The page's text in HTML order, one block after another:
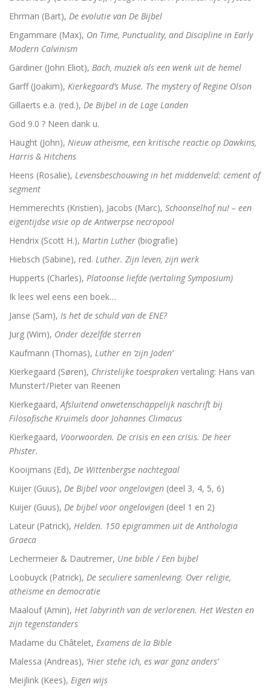
Ehrman (Bart), De evolutie van De Bijbel
Engammare (Max), On Time, Punctuality, and Discipline in Early
Modern Calvinism
Gardiner (John Eliot), Bach, muziek als een wenk uit de hemel
Garff (Joakim), Kierkegaard’s Muse. The mystery of Regine Olson
Gillaerts e.a. (red.), De Bijbel in de Lage Landen
God 9.0 ? Neen dank u.
Haught (John), Nieuw atheïsme, een kritische reactie op Dawkins,
Harris & Hitchens
Heens (Rosalie), Levensbeschouwing in het middenveld: cement of
segment
Hemmerechts (Kristien), Jacobs (Marc), Schoonselhof nu! – een
eigentijdse visie op de Antwerpse necropool
Hendrix (Scott H.), Martin Luther (biografie)
Hiebsch (Sabine), red. Luther. Zijn leven, zijn werk
Hupperts (Charles), Platoonse liefde (vertaling Symposium)
Ik lees wel eens een boek…
Janse (Sam), Is het de schuld van de ENE?
Jurg (Wim), Onder dezelfde sterren
Kaufmann (Thomas), Luther en ‘zijn Joden’
Kierkegaard (Søren), Christelijke toespraken vertaling: Hans van
Munster†/Pieter van Reenen
Kierkegaard,Afsluitend onwetenschappelijk naschrift bij
Filosofische Kruimels door Johannes Climacus
Kierkegaard, Voorwoorden. De crisis en een crisis. De heer
Phister.
Kooijmans (Ed), De Wittenbergse nachtegaal
Kuijer (Guus), De Bijbel voor ongelovigen (deel 3, 4, 5, 6)
Kuijer (Guus), De bijbel voor ongelovigen (deel 1 en 2)
Lateur (Patrick), Helden. 150 epigrammen uit de Anthologia
Graeca
Lechermeier & Dautremer, Une bible / Een bijbel
Loobuyck (Patrick), De seculiere samenleving. Over religie,
atheïsme en democratie
Maalouf (Amin), Het labyrinth van de verlorenen. Het Westen en
zijn tegenstanders
Madame du Châtelet, Examens de la Bible
Malessa (Andreas), ‘Hier stehe ich, es war ganz anders’
Meijlink (Kees), Eigen wijs